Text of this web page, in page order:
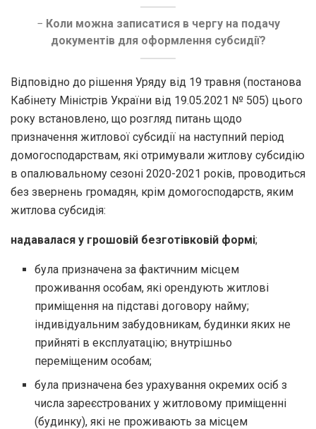
− Коли можна записатися в чергу на подачу
документів для оформлення субсидії?
Відповідно до рішення Уряду від 19 травня (постанова
Кабінету Міністрів України від 19.05.2021 № 505) цього
року встановлено, що розгляд питань щодо
призначення житлової субсидії на наступний період
домогосподарствам, які отримували житлову субсидію
в опалювальному сезоні 2020-2021 років, проводиться
без звернень громадян, крім домогосподарств, яким
житлова субсидія:
надавалася у грошовій безготівковій формі;
була призначена за фактичним місцем
проживання особам, які орендують житлові
приміщення на підставі договору найму;
індивідуальним забудовникам, будинки яких не
прийняті в експлуатацію; внутрішньо
переміщеним особам;
була призначена без урахування окремих осіб з
числа зареєстрованих у житловому приміщенні
(будинку), які не проживають за місцем